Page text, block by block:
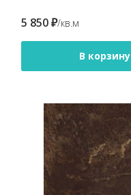
5 850 ₽/кв.м
В корзину